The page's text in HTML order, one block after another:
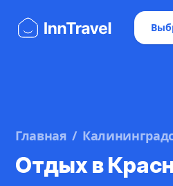
Главная
Отдых в